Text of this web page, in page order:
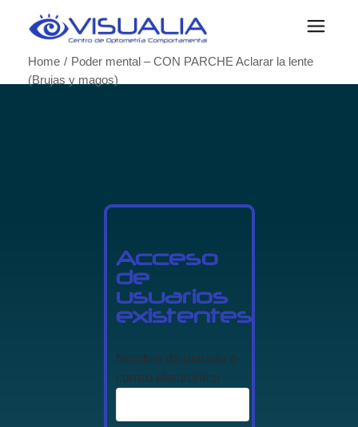
Home
Poder mental – CON PARCHE Aclarar la lente
(Brujas y magos)
Acceso
de
usuarios
existentes
Nombre de usuario o
correo electrónico